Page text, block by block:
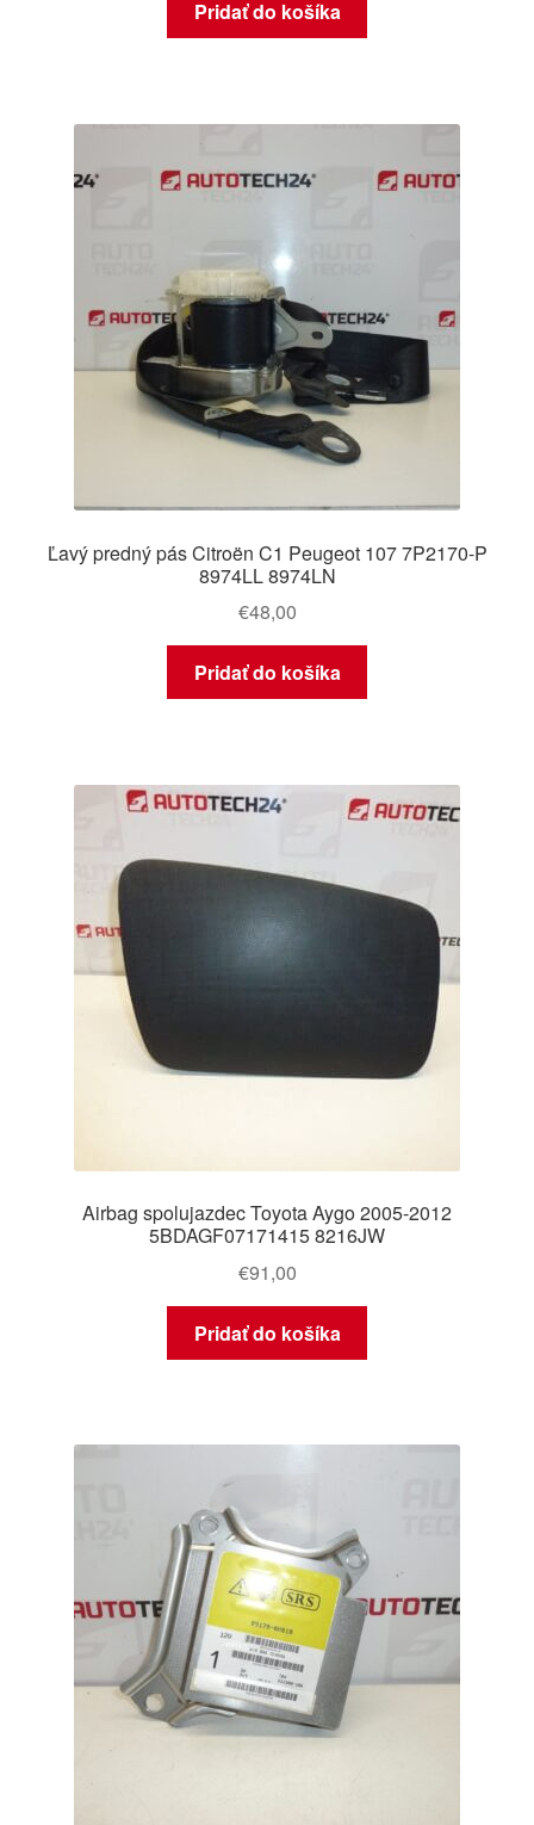
Pridať do košíka
Ľavý predný pás Citroën C1 Peugeot 107 7P2170-P
8974LL 8974LN
€48,00
Pridať do košíka
Airbag spolujazdec Toyota Aygo 2005-2012
5BDAGF07171415 8216JW
€91,00
Pridať do košíka